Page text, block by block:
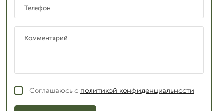
Соглашаюсь с политикой конфиденциальности